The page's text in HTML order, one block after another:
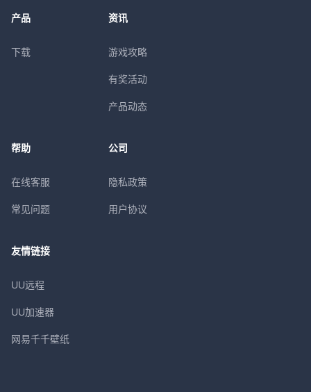
产品
下载
资讯
游戏攻略
有奖活动
产品动态
帮助
在线客服
常见问题
公司
隐私政策
用户协议
友情链接
UU远程
UU加速器
网易千千壁纸